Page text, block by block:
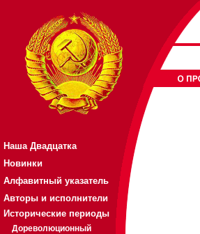
Наша Двадцатка
Новинки
Алфавитный указатель
Авторы и исполнители
Исторические периоды
Дореволюционный